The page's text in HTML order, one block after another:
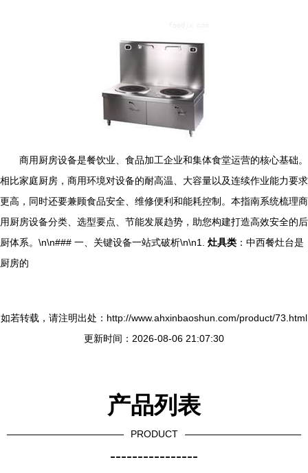
商用厨房设备是餐饮业、食品加工企业和集体食堂运营的核心基础。
相比家庭厨房，商用环境对设备的耐高温、大容量以及连续作业能力要求
更高，同时还要兼顾食品安全、维修便利和能耗控制。本指南系统梳理商
用厨房设备分类、选型要点、节能发展趋势，助您构建打造高效安全的后
厨体系。\n\n### 一、关键设备一站式破析\n\n1. 灶具类 ：中西餐灶台是
厨房的
如若转载，请注明出处：http://www.ahxinbaoshun.com/product/73.html
更新时间：2026-08-06 21:07:30
产品列表
PRODUCT
----------------